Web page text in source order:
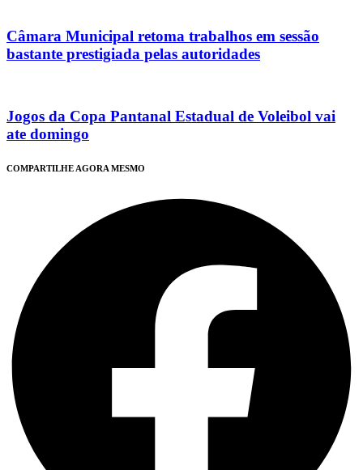
Câmara Municipal retoma trabalhos em sessão
bastante prestigiada pelas autoridades
Jogos da Copa Pantanal Estadual de Voleibol vai
ate domingo
COMPARTILHE AGORA MESMO